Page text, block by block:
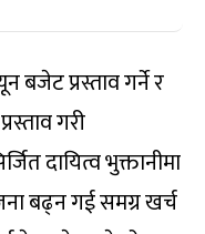
बजेट प्रस्ताव गर्ने र
गरी
दायित्व भुक्तानीमा
बढ्न गई समग्र खर्च